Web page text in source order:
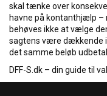
skal tænke over
havne på kontanthjælp –
behøves ikke at vælge
sagtens være dækkende
det samme beløb
DFF-S.dk – din guide til